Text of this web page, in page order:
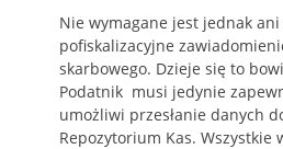
Nie wymagane jest jednak
pofiskalizacyjne
skarbowego. Dzieje się to
Podatnik musi jedynie
umożliwi przesłanie danych
Repozytorium Kas. Wszystkie